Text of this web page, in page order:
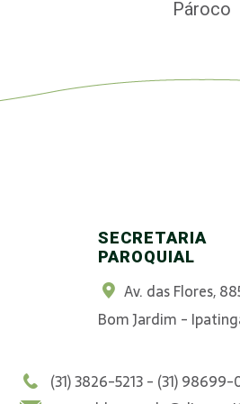
Pároco
SECRETARIA
PAROQUIAL
Av. das Flores,
Bom Jardim -
(31) 3826-5213 - (31)